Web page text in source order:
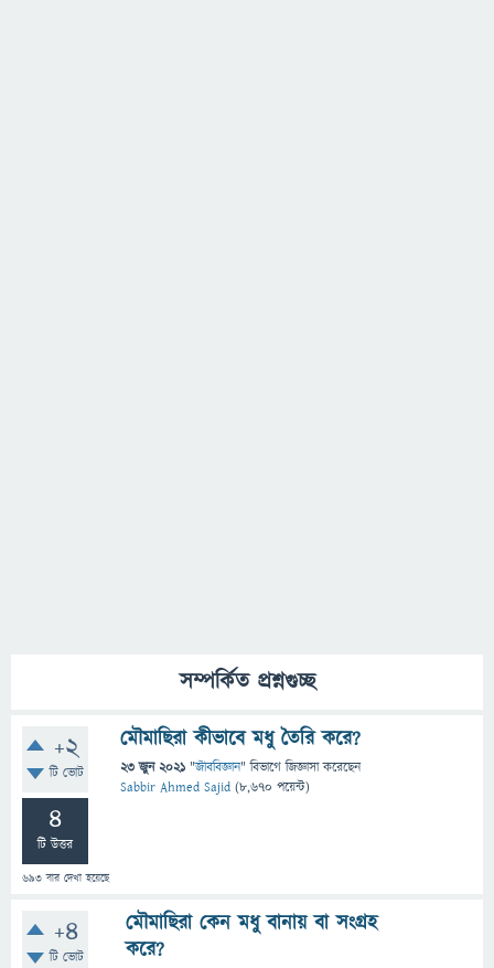
সম্পর্কিত প্রশ্নগুচ্ছ
+2
টি ভোট
4
টি উত্তর
693 বার দেখা হয়েছে
মৌমাছিরা কীভাবে মধু তৈরি করে?
23 জুন 2021 "জীববিজ্ঞান" বিভাগে জিজ্ঞাসাকরেছেন
Sabbir Ahmed Sajid (8,670 পয়েন্ট)
+4
টি ভোট
মৌমাছিরা কেন মধু বানায় বা সংগ্রহ
করে?